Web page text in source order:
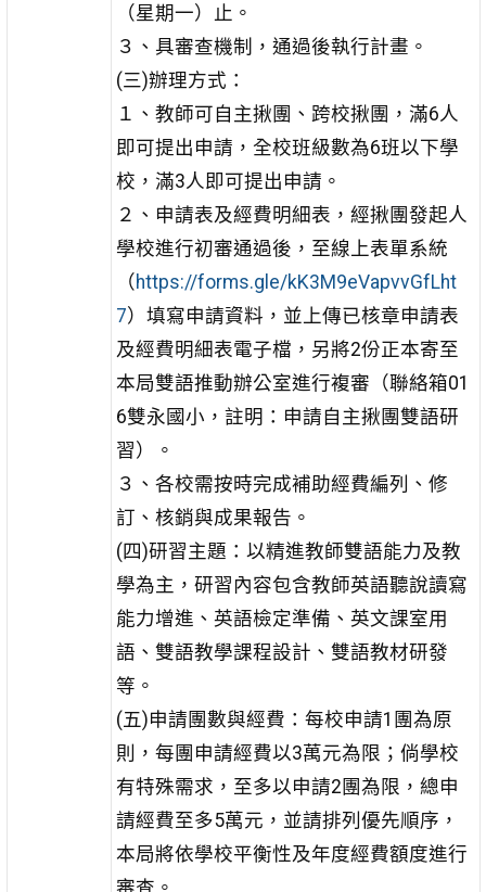
（星期一）止。
３、具審查機制，通過後執行計畫。
(三)辦理方式：
１、教師可自主揪團、跨校揪團，滿6人
即可提出申請，全校班級數為6班以下學
校，滿3人即可提出申請。
２、申請表及經費明細表，經揪團發起人
學校進行初審通過後，至線上表單系統
（https://forms.gle/kK3M9eVapvvGfLht
7）填寫申請資料，並上傳已核章申請表
及經費明細表電子檔，另將2份正本寄至
本局雙語推動辦公室進行複審（聯絡箱01
6雙永國小，註明：申請自主揪團雙語研
習）。
３、各校需按時完成補助經費編列、修
訂、核銷與成果報告。
(四)研習主題：以精進教師雙語能力及教
學為主，研習內容包含教師英語聽說讀寫
能力增進、英語檢定準備、英文課室用
語、雙語教學課程設計、雙語教材研發
等。
(五)申請團數與經費：每校申請1團為原
則，每團申請經費以3萬元為限；倘學校
有特殊需求，至多以申請2團為限，總申
請經費至多5萬元，並請排列優先順序，
本局將依學校平衡性及年度經費額度進行
審查。